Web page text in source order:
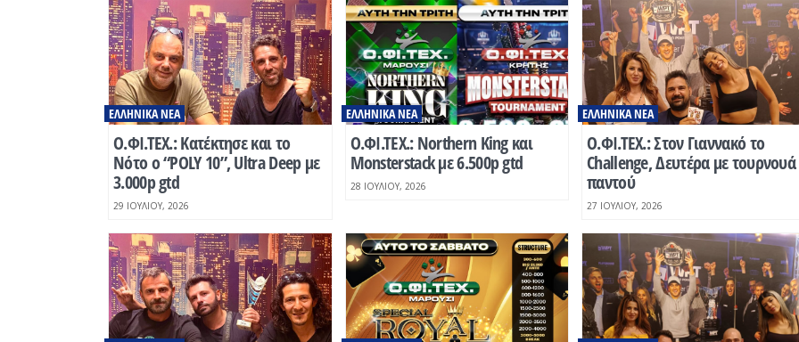
O.ΦΙ.ΤΕΧ.: Κατέκτησε και το
Νότο ο “POLY 10”, Ultra Deep με
3.000p gtd
ΕΛΛΗΝΙΚΆ ΝΈΑ
29 ΙΟΥΛΊΟΥ, 2026
Ο.ΦΙ.ΤΕΧ.: Northern King και
Monsterstack με 6.500p gtd
ΕΛΛΗΝΙΚΆ ΝΈΑ
28 ΙΟΥΛΊΟΥ, 2026
Ο.ΦΙ.ΤΕΧ.: Στον Γιαννακό το
Challenge, Δευτέρα με τουρνουά
παντού
ΕΛΛΗΝΙΚΆ ΝΈΑ
27 ΙΟΥΛΊΟΥ, 2026